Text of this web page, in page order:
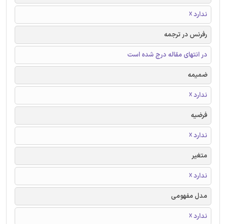
ندارد ☓
رفرنس در ترجمه
در انتهای مقاله درج شده است
ضمیمه
ندارد ☓
فرضیه
ندارد ☓
متغیر
ندارد ☓
مدل مفهومی
ندارد ☓